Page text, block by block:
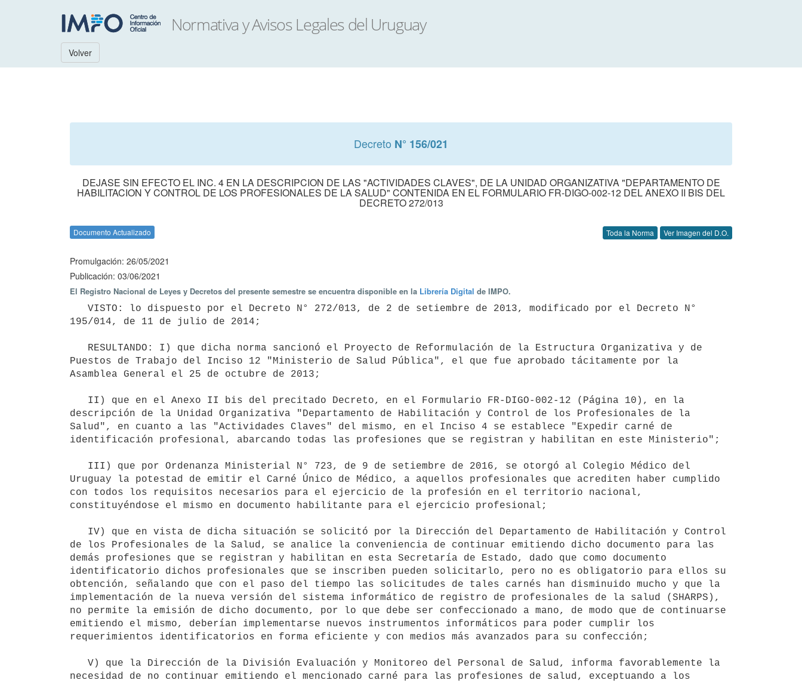
Volver
Decreto N° 156/021
DEJASE SIN EFECTO EL INC. 4 EN LA DESCRIPCION DE LAS "ACTIVIDADES CLAVES", DE LA UNIDAD ORGANIZATIVA "DEPARTAMENTO DE
HABILITACION Y CONTROL DE LOS PROFESIONALES DE LA SALUD" CONTENIDA EN EL FORMULARIO FR-DIGO-002-12 DEL ANEXO II BIS DEL
DECRETO 272/013
Documento Actualizado Toda la Norma Ver Imagen del D.O.
Promulgación: 26/05/2021
Publicación: 03/06/2021
El Registro Nacional de Leyes y Decretos del presente semestre se encuentra disponible en la Librería Digital de IMPO.
195/014, de 11 de julio de 2014;
Puestos de Trabajo del Inciso 12 "Ministerio de Salud Pública", el que fue aprobado tácitamente por la
Asamblea General el 25 de octubre de 2013;
descripción de la Unidad Organizativa "Departamento de Habilitación y Control de los Profesionales de la
Salud", en cuanto a las "Actividades Claves" del mismo, en el Inciso 4 se establece "Expedir carné de
identificación profesional, abarcando todas las profesiones que se registran y habilitan en este Ministerio";
Uruguay la potestad de emitir el Carné Único de Médico, a aquellos profesionales que acrediten haber cumplido
con todos los requisitos necesarios para el ejercicio de la profesión en el territorio nacional,
constituyéndose el mismo en documento habilitante para el ejercicio profesional;
de los Profesionales de la Salud, se analice la conveniencia de continuar emitiendo dicho documento para las
demás profesiones que se registran y habilitan en esta Secretaría de Estado, dado que como documento
identificatorio dichos profesionales que se inscriben pueden solicitarlo, pero no es obligatorio para ellos su
obtención, señalando que con el paso del tiempo las solicitudes de tales carnés han disminuido mucho y que la
implementación de la nueva versión del sistema informático de registro de profesionales de la salud (SHARPS),
no permite la emisión de dicho documento, por lo que debe ser confeccionado a mano, de modo que de continuarse
emitiendo el mismo, deberían implementarse nuevos instrumentos informáticos para poder cumplir los
requerimientos identificatorios en forma eficiente y con medios más avanzados para su confección;
necesidad de no continuar emitiendo el mencionado carné para las profesiones de salud, exceptuando a los